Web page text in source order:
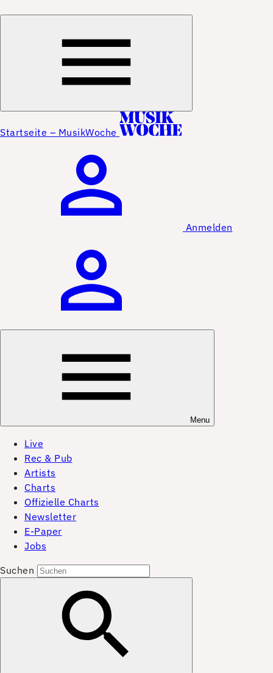
Startseite – MusikWoche
Anmelden
Menu
Live
Rec & Pub
Artists
Charts
Offizielle Charts
Newsletter
E-Paper
Jobs
Suchen